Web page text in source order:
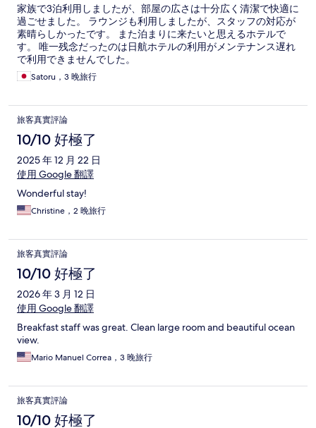
家族で3泊利用しましたが、部屋の広さは十分広く清潔で快適に
過ごせました。 ラウンジも利用しましたが、スタッフの対応が
素晴らしかったです。 また泊まりに来たいと思えるホテルで
す。 唯一残念だったのは日航ホテルの利用がメンテナンス遅れ
で利用できませんでした。
Satoru，3 晚旅行
旅客真實評論
10/10 好極了
2025 年 12 月 22 日
使用 Google 翻譯
Wonderful stay!
Christine，2 晚旅行
旅客真實評論
10/10 好極了
2026 年 3 月 12 日
使用 Google 翻譯
Breakfast staff was great. Clean large room and beautiful ocean
view.
Mario Manuel Correa，3 晚旅行
旅客真實評論
10/10 好極了